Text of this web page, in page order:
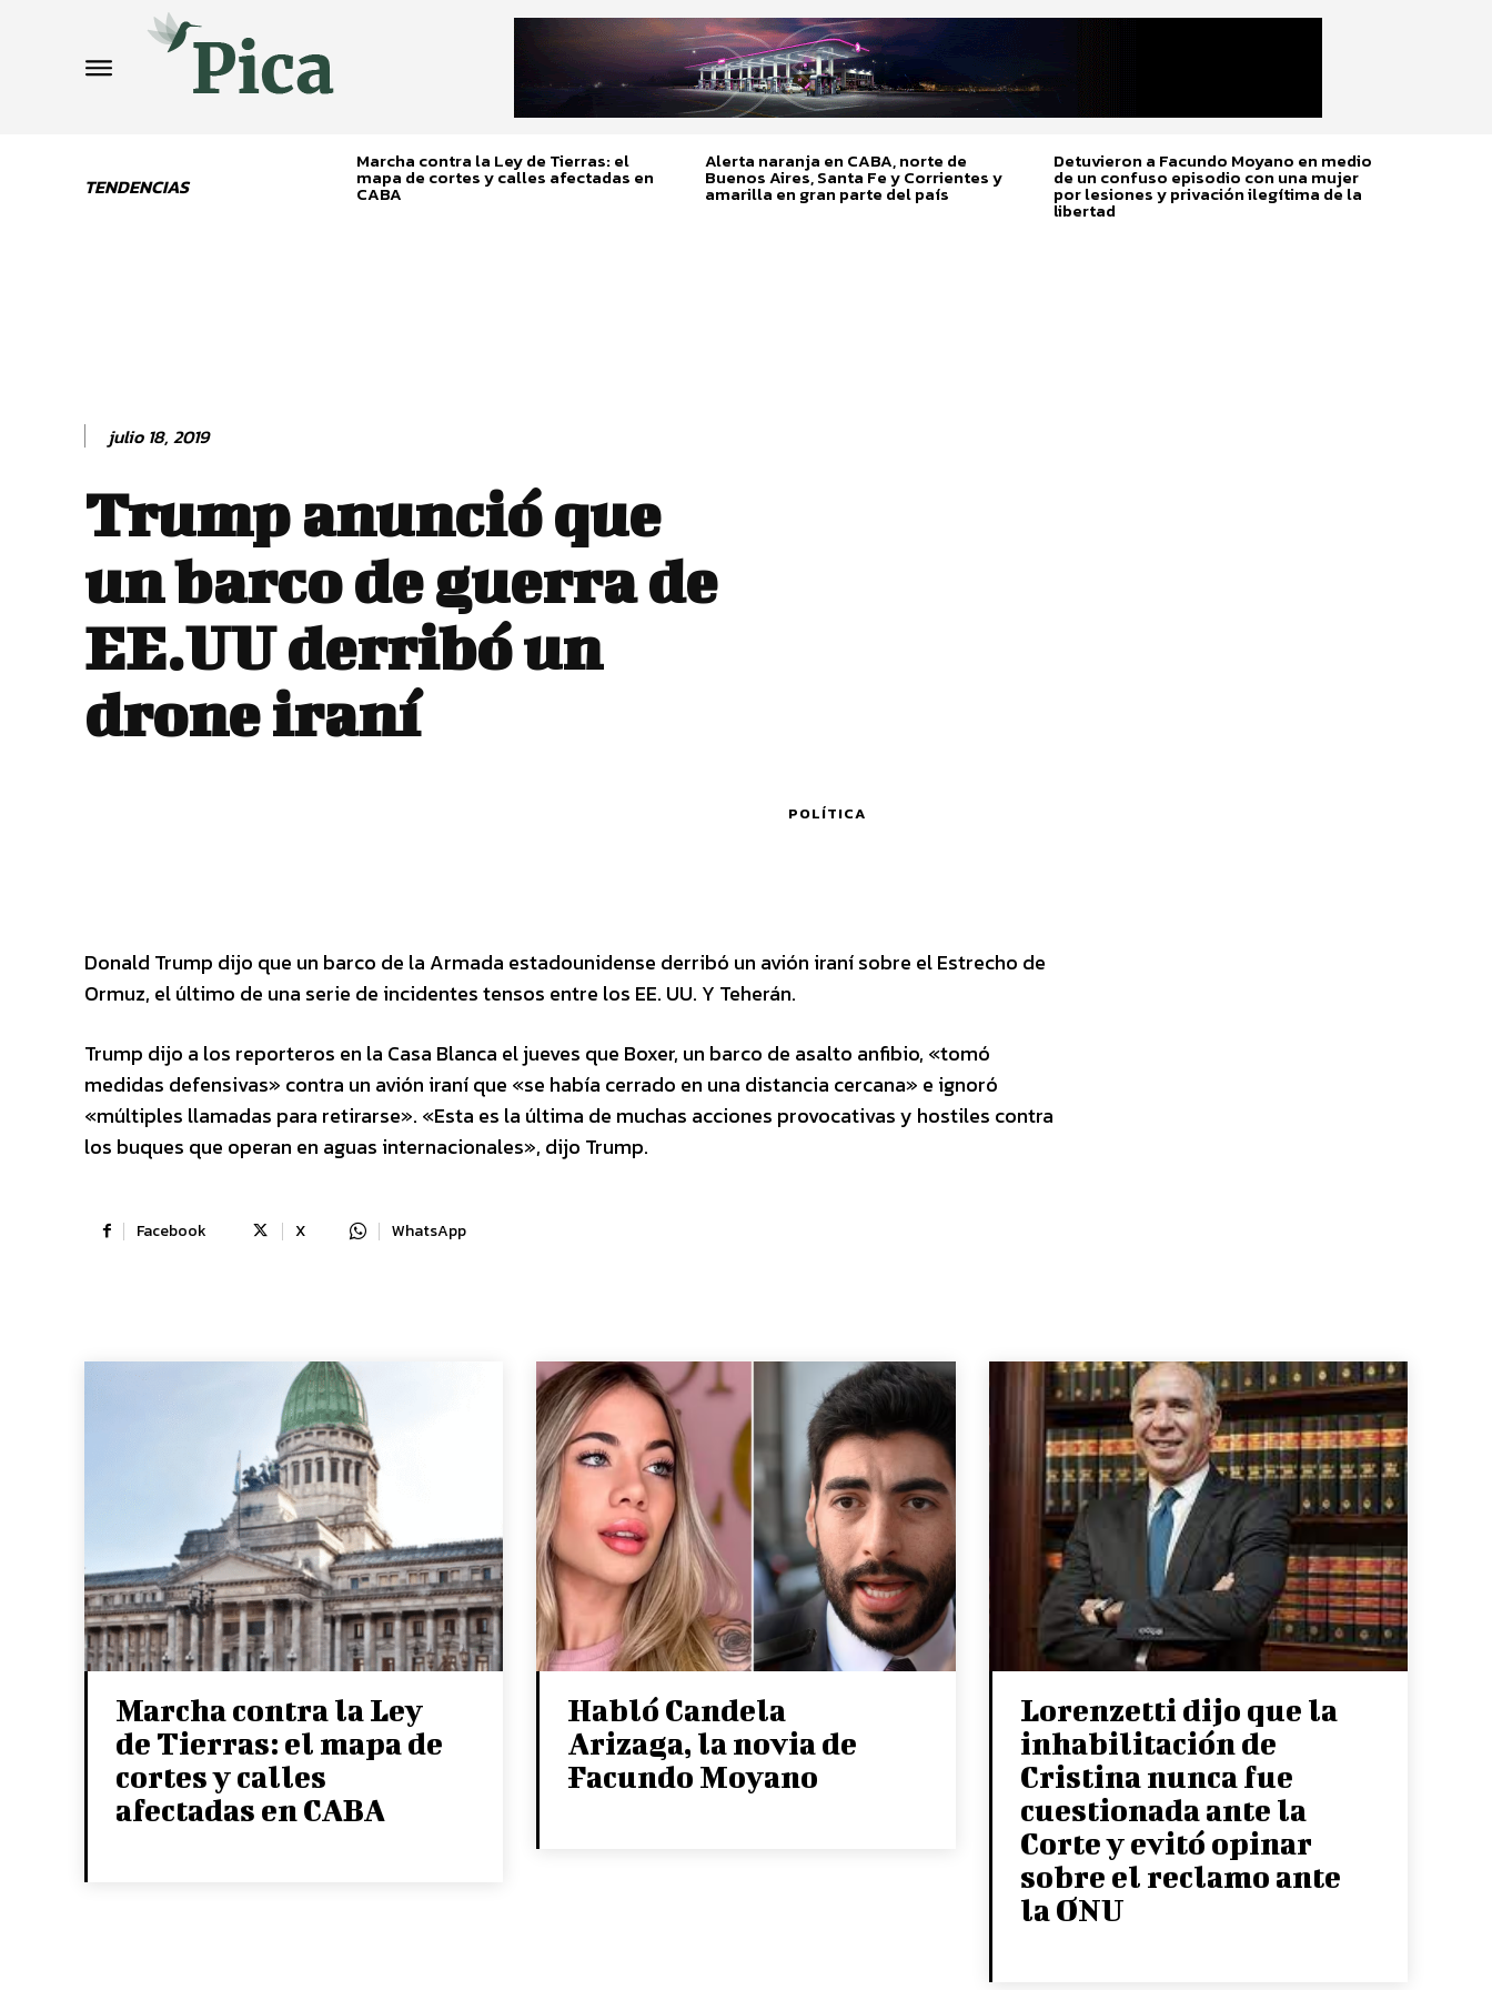
TENDENCIAS
Marcha contra la Ley de Tierras: el
mapa de cortes y calles afectadas en
CABA
Alerta naranja en CABA, norte de
Buenos Aires, Santa Fe y Corrientes y
amarilla en gran parte del país
Detuvieron a Facundo Moyano en medio
de un confuso episodio con una mujer
por lesiones y privación ilegítima de la
libertad
julio 18, 2019
Trump anunció que
un barco de guerra de
EE.UU derribó un
drone iraní
POLÍTICA
Donald Trump dijo que un barco de la Armada estadounidense derribó un avión iraní sobre el Estrecho de
Ormuz, el último de una serie de incidentes tensos entre los EE. UU. Y Teherán.
Trump dijo a los reporteros en la Casa Blanca el jueves que Boxer, un barco de asalto anfibio, «tomó
medidas defensivas» contra un avión iraní que «se había cerrado en una distancia cercana» e ignoró
«múltiples llamadas para retirarse». «Esta es la última de muchas acciones provocativas y hostiles contra
los buques que operan en aguas internacionales», dijo Trump.
Facebook X WhatsApp
Marcha contra la Ley
de Tierras: el mapa de
cortes y calles
afectadas en CABA
Habló Candela
Arizaga, la novia de
Facundo Moyano
Lorenzetti dijo que la
inhabilitación de
Cristina nunca fue
cuestionada ante la
Corte y evitó opinar
sobre el reclamo ante
la ONU